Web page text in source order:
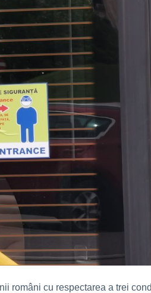
români cu respectarea a trei